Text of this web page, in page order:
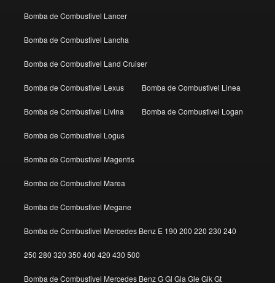
Bomba de Combustivel Lancer
Bomba de Combustivel Lancha
Bomba de Combustivel Land Cruiser
Bomba de Combustivel Lexus Bomba de Combustivel Linea
Bomba de Combustivel Livina Bomba de Combustivel Logan
Bomba de Combustivel Logus
Bomba de Combustivel Magentis
Bomba de Combustivel Marea
Bomba de Combustivel Megane
Bomba de Combustivel Mercedes Benz E 190 200 220 230 240
250 280 320 350 400 420 430 500
Bomba de Combustivel Mercedes Benz G Gl Gla Gle Glk Gt